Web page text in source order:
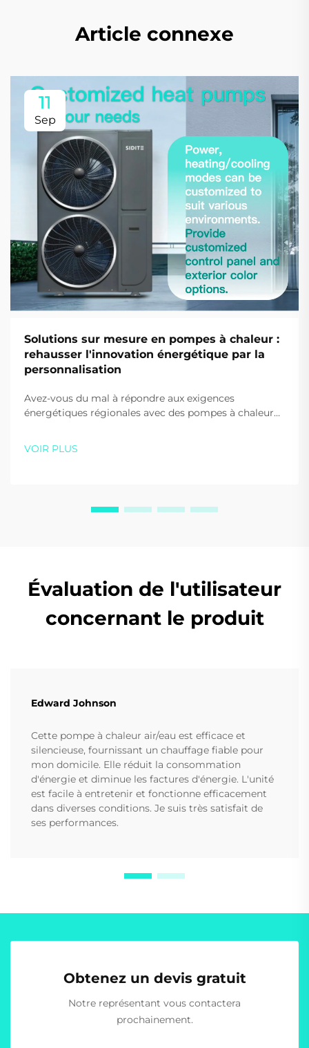
Article connexe
11
Sep
Solutions sur mesure en pompes à chaleur :
rehausser l'innovation énergétique par la
personnalisation
Avez-vous du mal à répondre aux exigences
énergétiques régionales avec des pompes à chaleur
performances, le branding et la conformité.
VOIR PLUS
Évaluation de l'utilisateur
concernant le produit
Edward Johnson
Cette pompe à chaleur air/eau est efficace et
silencieuse, fournissant un chauffage fiable pour
mon domicile. Elle réduit la consommation
d'énergie et diminue les factures d'énergie. L'unité
est facile à entretenir et fonctionne efficacement
dans diverses conditions. Je suis très satisfait de
ses performances.
Obtenez un devis gratuit
Notre représentant vous contactera
prochainement.